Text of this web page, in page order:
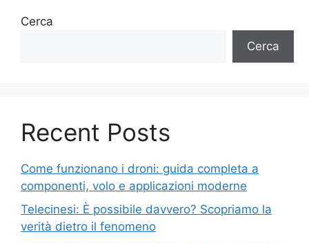
Cerca
Cerca
Recent Posts
Come funzionano i droni: guida completa a
componenti, volo e applicazioni moderne
Telecinesi: È possibile davvero? Scopriamo la
verità dietro il fenomeno